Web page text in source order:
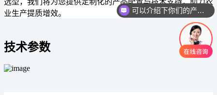
业生产提质增效。
技术参数
可以介绍下你们的产品么